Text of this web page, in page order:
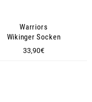
Warriors
Wikinger Socken
Normaler
33,90€